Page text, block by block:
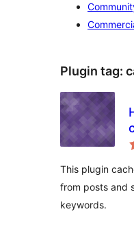
Plugin tag:
This plugin
from posts and
keywords.